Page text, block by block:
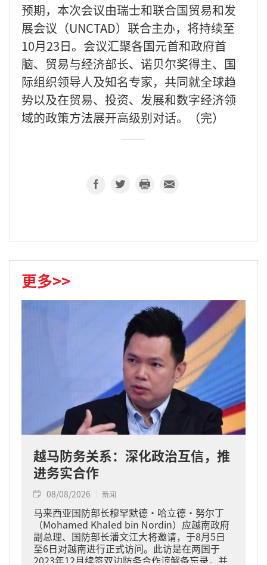
预期，本次会议由瑞士和联合国贸易和发
展会议（UNCTAD）联合主办，将持续至
10月23日。会议汇聚各国元首和政府首
脑、贸易与经济部长、诺贝尔奖得主、国
际组织领导人及知名专家，共同就全球趋
势以及在贸易、投资、发展和数字经济领
域的政策方法展开高级别对话。（完）
更多>>
越马防务关系：深化政治互信，推
进务实合作
08/08/2026 新闻
马来西亚国防部长穆罕默德·哈立德·努尔丁
（Mohamed Khaled bin Nordin）应越南政府
副总理、国防部长潘文江大将邀请，于8月5日
至6日对越南进行正式访问。此访是在两国于
2023年12月续签双边防务合作谅解备忘录，并